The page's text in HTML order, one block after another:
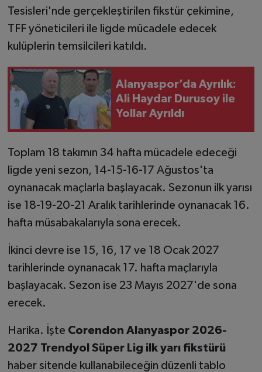
Tesisleri'nde gerçekleştirilen fikstür çekimine,
TFF yöneticileri ile ligde mücadele edecek
kulüplerin temsilcileri katıldı.
Alanyaspor’da Ayrılık:
Ali Haydar Durusoy ile
Yollar Ayrıldı
Toplam 18 takımın 34 hafta mücadele edeceği
ligde yeni sezon, 14-15-16-17 Ağustos'ta
oynanacak maçlarla başlayacak. Sezonun ilk yarısı
ise 18-19-20-21 Aralık tarihlerinde oynanacak 16.
hafta müsabakalarıyla sona erecek.
İkinci devre ise 15, 16, 17 ve 18 Ocak 2027
tarihlerinde oynanacak 17. hafta maçlarıyla
başlayacak. Sezon ise 23 Mayıs 2027'de sona
erecek.
Harika. İşte Corendon Alanyaspor 2026-
2027 Trendyol Süper Lig ilk yarı fikstürü
haber sitende kullanabileceğin düzenli tablo